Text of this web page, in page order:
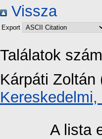
Vissza
Export
Találatok
Kárpáti Zoltán
A lista